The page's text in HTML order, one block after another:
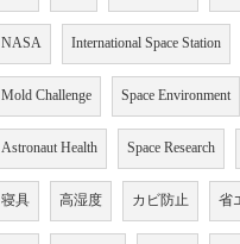
NASA International Space Station
Mold Challenge Space Environment
Astronaut Health Space Research
寝具 高湿度 カビ防止 省